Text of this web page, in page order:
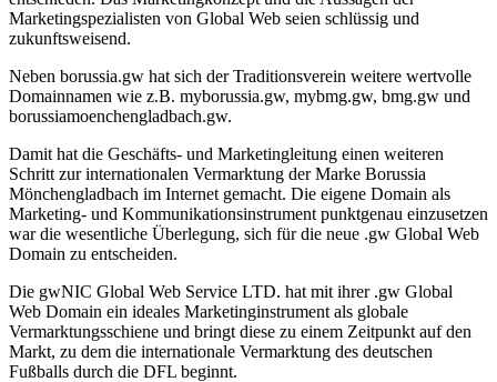
Marketingspezialisten von Global Web seien schlüssig und
zukunftsweisend.
Neben borussia.gw hat sich der Traditionsverein weitere wertvolle
Domainnamen wie z.B. myborussia.gw, mybmg.gw, bmg.gw und
borussiamoenchengladbach.gw.
Damit hat die Geschäfts- und Marketingleitung einen weiteren
Schritt zur internationalen Vermarktung der Marke Borussia
Mönchengladbach im Internet gemacht. Die eigene Domain als
Marketing- und Kommunikationsinstrument punktgenau einzusetzen
war die wesentliche Überlegung, sich für die neue .gw Global Web
Domain zu entscheiden.
Die gwNIC Global Web Service LTD. hat mit ihrer .gw Global
Web Domain ein ideales Marketinginstrument als globale
Vermarktungsschiene und bringt diese zu einem Zeitpunkt auf den
Markt, zu dem die internationale Vermarktung des deutschen
Fußballs durch die DFL beginnt.